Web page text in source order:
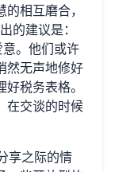
相互磨合，
的建议是：
。他们或许
然无声地修好
税务表格。
在交谈的时候
享之际的情